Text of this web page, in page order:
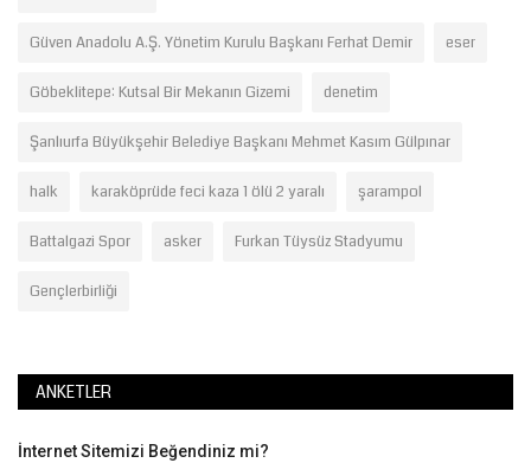
Güven Anadolu A.Ş. Yönetim Kurulu Başkanı Ferhat Demir eser
Göbeklitepe: Kutsal Bir Mekanın Gizemi denetim
Şanlıurfa Büyükşehir Belediye Başkanı Mehmet Kasım Gülpınar
halk karaköprüde feci kaza 1 ölü 2 yaralı şarampol
Battalgazi Spor asker Furkan Tüysüz Stadyumu
Gençlerbirliği
ANKETLER
İnternet Sitemizi Beğendiniz mi?